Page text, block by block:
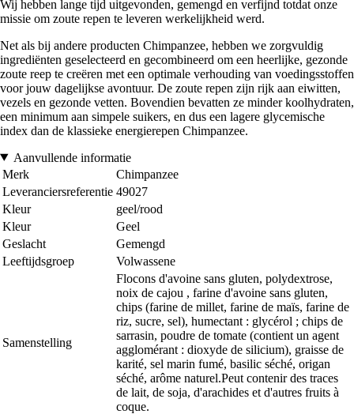
Wij hebben lange tijd uitgevonden, gemengd en verfijnd totdat onze
missie om zoute repen te leveren werkelijkheid werd.
Net als bij andere producten Chimpanzee, hebben we zorgvuldig
ingrediënten geselecteerd en gecombineerd om een heerlijke, gezonde
zoute reep te creëren met een optimale verhouding van voedingsstoffen
voor jouw dagelijkse avontuur. De zoute repen zijn rijk aan eiwitten,
vezels en gezonde vetten. Bovendien bevatten ze minder koolhydraten,
een minimum aan simpele suikers, en dus een lagere glycemische
index dan de klassieke energierepen Chimpanzee.
Aanvullende informatie
Merk
Chimpanzee
Leveranciersreferentie 49027
Kleur
geel/rood
Kleur
Geel
Geslacht
Gemengd
Leeftijdsgroep
Volwassene
Samenstelling
Flocons d'avoine sans gluten, polydextrose,
noix de cajou , farine d'avoine sans gluten,
chips (farine de millet, farine de maïs, farine de
riz, sucre, sel), humectant : glycérol ; chips de
sarrasin, poudre de tomate (contient un agent
agglomérant : dioxyde de silicium), graisse de
karité, sel marin fumé, basilic séché, origan
séché, arôme naturel.Peut contenir des traces
de lait, de soja, d'arachides et d'autres fruits à
coque.